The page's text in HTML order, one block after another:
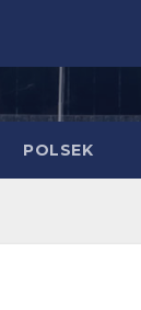
POLSEK